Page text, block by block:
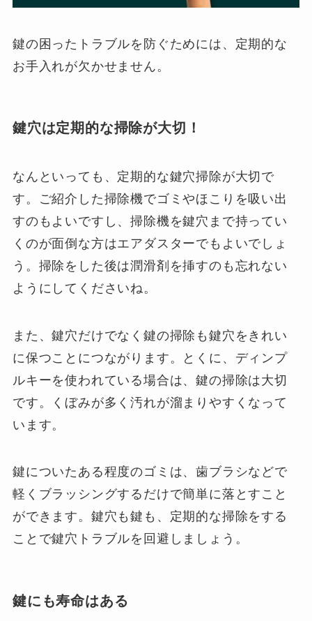
鍵の困ったトラブルを防ぐためには、定期的な
お手入れが欠かせません。
鍵穴は定期的な掃除が大切！
なんといっても、定期的な鍵穴掃除が大切で
す。ご紹介した掃除機でゴミやほこりを吸い出
すのもよいですし、掃除機を鍵穴まで持ってい
くのが面倒な方はエアダスターでもよいでしょ
う。掃除をした後は潤滑剤を挿すのも忘れない
ようにしてくださいね。
また、鍵穴だけでなく鍵の掃除も鍵穴をきれい
に保つことにつながります。とくに、ディンプ
ルキーを使われている場合は、鍵の掃除は大切
です。くぼみが多く汚れが溜まりやすくなって
います。
鍵についたある程度のゴミは、歯ブラシなどで
軽くブラッシングするだけで簡単に落とすこと
ができます。鍵穴も鍵も、定期的な掃除をする
ことで鍵穴トラブルを回避しましょう。
鍵にも寿命はある